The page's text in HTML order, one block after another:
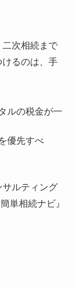
次相続まで
けるのは、手
ルの税金が一
優先すべ
ルティング
単相続ナビ』